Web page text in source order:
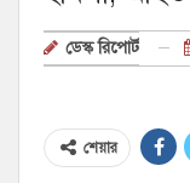
ডেস্ক রিপোর্ট
শেয়ার